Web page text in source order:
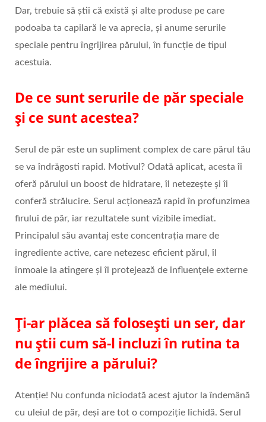
Dar, trebuie să știi că există și alte produse pe care
podoaba ta capilară le va aprecia, și anume serurile
speciale pentru îngrijirea părului, în funcție de tipul
acestuia.
De ce sunt serurile de păr speciale
și ce sunt acestea?
Serul de păr este un supliment complex de care părul tău
se va îndrăgosti rapid. Motivul? Odată aplicat, acesta îi
oferă părului un boost de hidratare, îl netezește și îi
conferă strălucire. Serul acționează rapid în profunzimea
firului de păr, iar rezultatele sunt vizibile imediat.
Principalul său avantaj este concentrația mare de
ingrediente active, care netezesc eficient părul, îl
înmoaie la atingere și îl protejează de influențele externe
ale mediului.
Ți-ar plăcea să folosești un ser, dar
nu știi cum să-l incluzi în rutina ta
de îngrijire a părului?
Atenție! Nu confunda niciodată acest ajutor la îndemână
cu uleiul de păr, deși are tot o compoziție lichidă. Serul